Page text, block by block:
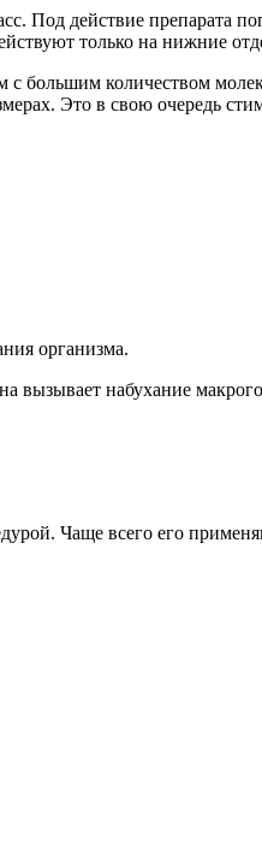
Под действие препарата
только на нижние
большим количеством
Это в свою очередь
организма.
вызывает набухание
Чаще всего его